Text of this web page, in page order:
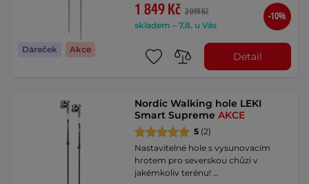
Dáreček Akce
1 849 Kč 2 049 Kč
skladem – 7.8. u Vás
-10%
Detail
Nordic Walking hole LEKI
Smart SupremeAKCE
5 (2)
Nastavitelné hole s vysunovacím
hrotem pro severskou chůzi v
jakémkoliv terénu! …